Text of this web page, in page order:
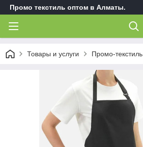
Промо текстиль оптом в Алматы.
Товары и услуги Промо-текстиль